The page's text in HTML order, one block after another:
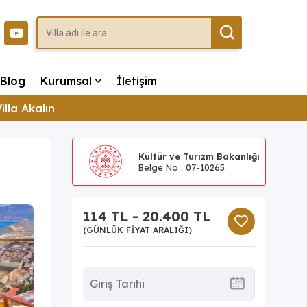
Blog Kurumsal
İletişim
Akalın
Kültür ve Turizm Bakanlığı
Belge No : 07-10265
114 TL - 20.400 TL
(GÜNLÜK FIYAT ARALIĞI)